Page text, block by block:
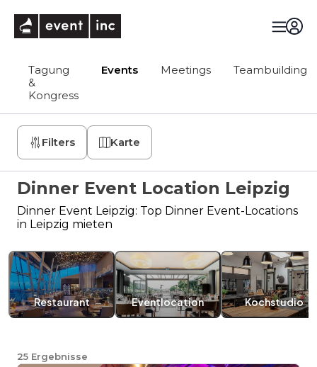
Tagung
&
Kongress
Events Meetings Teambuilding
Filters Karte
Dinner Event Location Leipzig
Dinner Event Leipzig: Top Dinner Event-Locations
in Leipzig mieten
Restaurant Eventlocation Kochstudio
25 Ergebnisse